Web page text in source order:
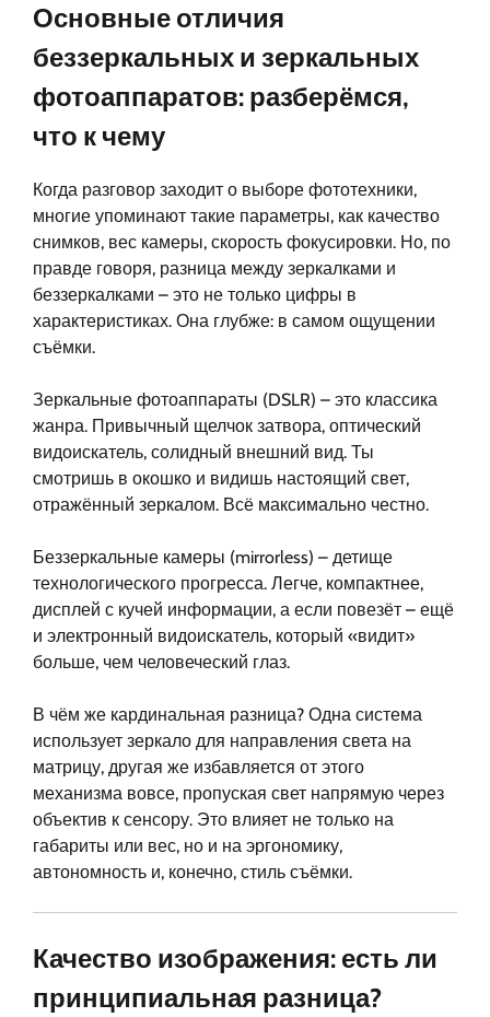
Основные отличия
беззеркальных и зеркальных
фотоаппаратов: разберёмся,
что к чему
Когда разговор заходит о выборе фототехники,
многие упоминают такие параметры, как качество
снимков, вес камеры, скорость фокусировки. Но, по
правде говоря, разница между зеркалками и
беззеркалками – это не только цифры в
характеристиках. Она глубже: в самом ощущении
съёмки.
Зеркальные фотоаппараты (DSLR) – это классика
жанра. Привычный щелчок затвора, оптический
видоискатель, солидный внешний вид. Ты
смотришь в окошко и видишь настоящий свет,
отражённый зеркалом. Всё максимально честно.
Беззеркальные камеры (mirrorless) – детище
технологического прогресса. Легче, компактнее,
дисплей с кучей информации, а если повезёт – ещё
и электронный видоискатель, который «видит»
больше, чем человеческий глаз.
В чём же кардинальная разница? Одна система
использует зеркало для направления света на
матрицу, другая же избавляется от этого
механизма вовсе, пропуская свет напрямую через
объектив к сенсору. Это влияет не только на
габариты или вес, но и на эргономику,
автономность и, конечно, стиль съёмки.
Качество изображения: есть ли
принципиальная разница?